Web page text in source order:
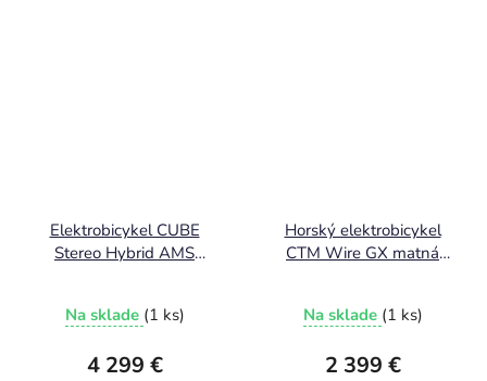
Elektrobicykel CUBE
Stereo Hybrid AMS
Na sklade (1 ks)
4 299 €
Horský elektrobicykel
CTM Wire GX matná
Na sklade (1 ks)
2 399 €